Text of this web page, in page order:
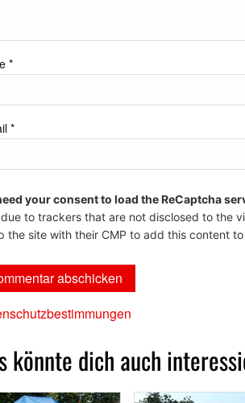
*
*
your consent to load the ReCaptcha
to trackers that are not disclosed to the
the site with their CMP to add this content
könnte dich auch